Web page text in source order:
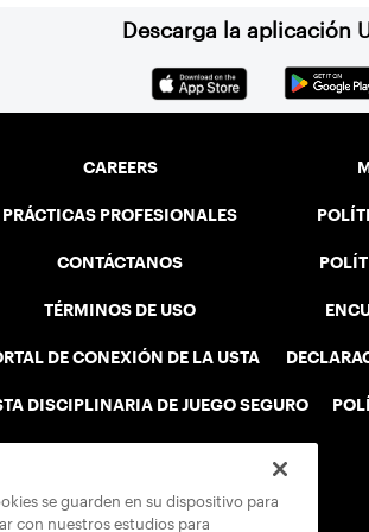
Descarga la aplicación
CAREERS
PRÁCTICAS PROFESIONALES
CONTÁCTANOS
TÉRMINOS DE USO
DE CONEXIÓN DE LA USTA
DISCIPLINARIA DE JUEGO SEGURO
se guarden en su dispositivo para
con nuestros estudios para